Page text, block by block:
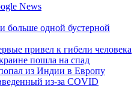
News
больше одной бустерной
привел к гибели человека
пошла на спад
из Индии в Европу
из-за COVID